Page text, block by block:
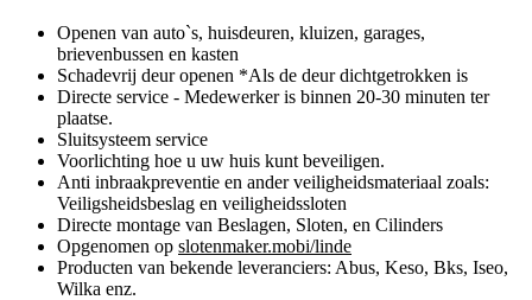
Openen van auto`s, huisdeuren, kluizen, garages,
brievenbussen en kasten
Schadevrij deur openen *Als de deur dichtgetrokken is
Directe service - Medewerker is binnen 20-30 minuten ter
plaatse.
Sluitsysteem service
Voorlichting hoe u uw huis kunt beveiligen.
Anti inbraakpreventie en ander veiligheidsmateriaal zoals:
Veiligsheidsbeslag en veiligheidssloten
Directe montage van Beslagen, Sloten, en Cilinders
Opgenomen op slotenmaker.mobi/linde
Producten van bekende leveranciers: Abus, Keso, Bks, Iseo,
Wilka enz.